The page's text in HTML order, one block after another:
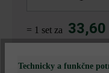
= 1 set za
Technicky a funkčne